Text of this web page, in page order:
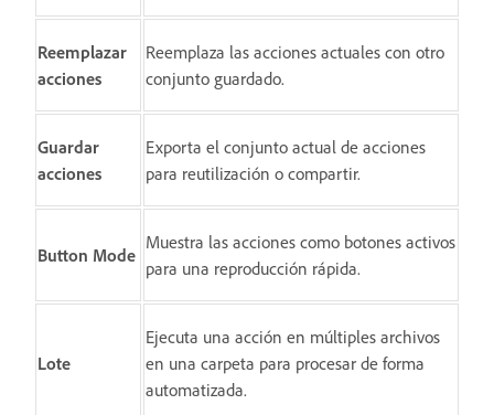
Reemplazar
acciones
Reemplaza las acciones actuales con otro
conjunto guardado.
Guardar
acciones
Exporta el conjunto actual de acciones
para reutilización o compartir.
Button Mode
Muestra las acciones como botones activos
para una reproducción rápida.
Lote
Ejecuta una acción en múltiples archivos
en una carpeta para procesar de forma
automatizada.